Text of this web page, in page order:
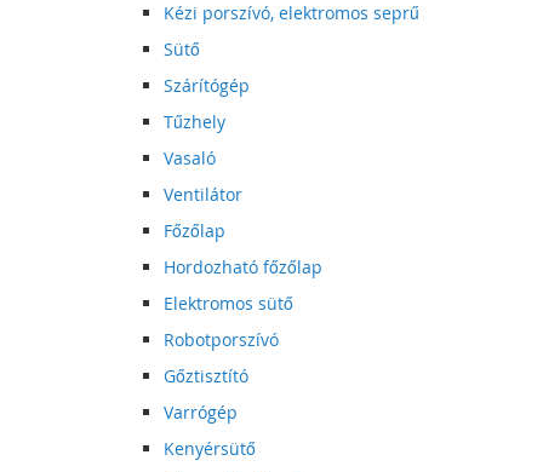
Kézi porszívó, elektromos seprű
Sütő
Szárítógép
Tűzhely
Vasaló
Ventilátor
Főzőlap
Hordozható főzőlap
Elektromos sütő
Robotporszívó
Gőztisztító
Varrógép
Kenyérsütő